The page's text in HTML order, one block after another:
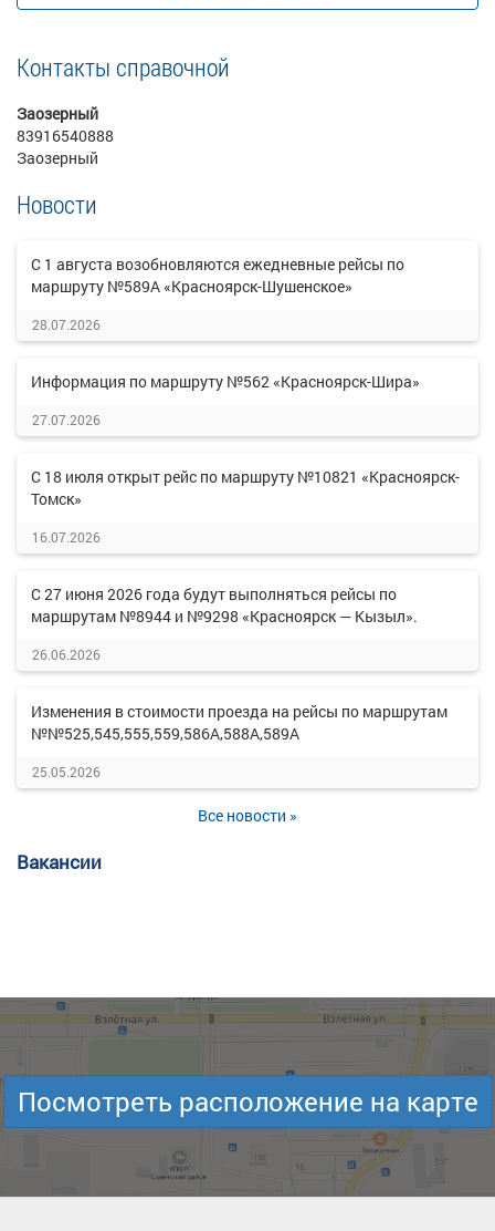
Контакты справочной
Заозерный
83916540888
Заозерный
Новости
С 1 августа возобновляются ежедневные рейсы по
маршруту №589А «Красноярск-Шушенское»
28.07.2026
Информация по маршруту №562 «Красноярск-Шира»
27.07.2026
С 18 июля открыт рейс по маршруту №10821 «Красноярск-
Томск»
16.07.2026
С 27 июня 2026 года будут выполняться рейсы по
маршрутам №8944 и №9298 «Красноярск — Кызыл».
26.06.2026
Изменения в стоимости проезда на рейсы по маршрутам
№№525,545,555,559,586А,588А,589А
25.05.2026
Все новости »
Вакансии
Посмотреть расположение на карте